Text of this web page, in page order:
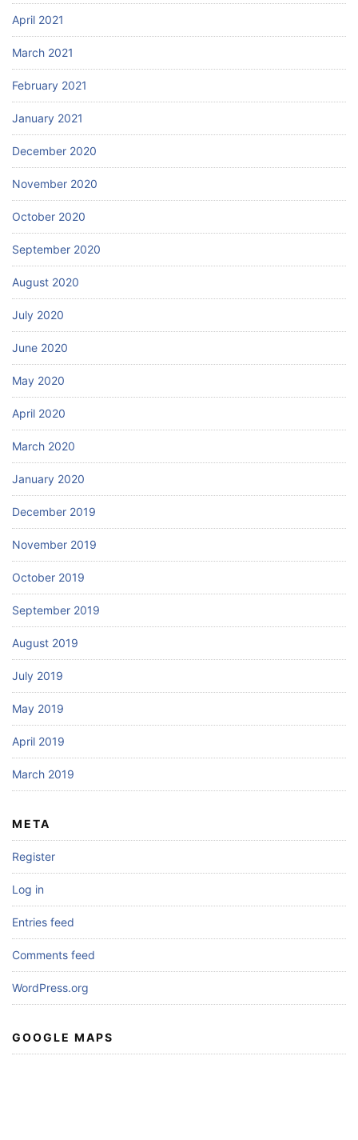
April 2021
March 2021
February 2021
January 2021
December 2020
November 2020
October 2020
September 2020
August 2020
July 2020
June 2020
May 2020
April 2020
March 2020
January 2020
December 2019
November 2019
October 2019
September 2019
August 2019
July 2019
May 2019
April 2019
March 2019
META
Register
Log in
Entries feed
Comments feed
WordPress.org
GOOGLE MAPS